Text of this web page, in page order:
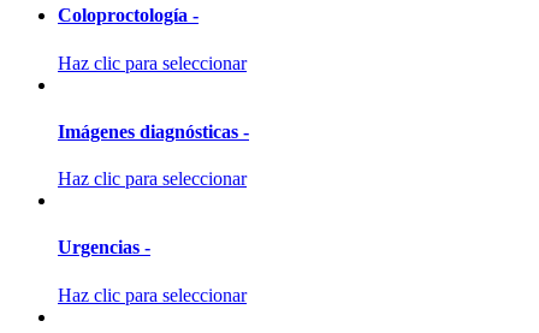
Coloproctología -
Haz clic para seleccionar
Imágenes diagnósticas -
Haz clic para seleccionar
Urgencias -
Haz clic para seleccionar